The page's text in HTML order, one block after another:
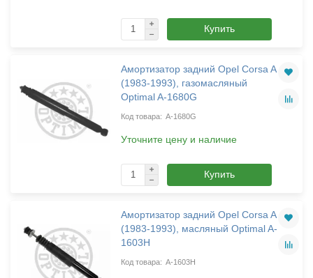
Купить
Амортизатор задний Opel Corsa A
(1983-1993), газомасляный
Optimal A-1680G
A-1680G
Уточните цену и наличие
Купить
Амортизатор задний Opel Corsa A
(1983-1993), масляный Optimal A-
1603H
A-1603H